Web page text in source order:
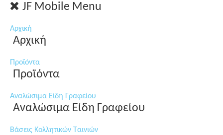
JF Mobile Menu
Αρχική
Αρχική
Προϊόντα
Προϊόντα
Αναλώσιμα Είδη Γραφείου
Αναλώσιμα Είδη Γραφείου
Βάσεις Κολλητικών Ταινιών